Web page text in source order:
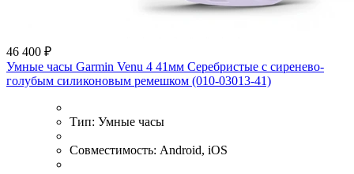
46 400 ₽
Умные часы Garmin Venu 4 41мм Серебристые с сиренево-
голубым силиконовым ремешком (010-03013-41)
Тип: Умные часы
Совместимость: Android, iOS